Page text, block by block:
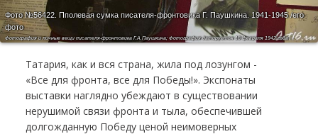
Фото №56422. Пполевая сумка писателя-фронтовика Г. Паушкина. 1941-1945 /его
фото
Фотография и личные вещи писателя-фронтовика Г.А.Паушкина; Фотография датируется 18 февраля 1942 года
Татария, как и вся страна, жила под лозунгом -
«Все для фронта, все для Победы!». Экспонаты
выставки наглядно убеждают в существовании
нерушимой связи фронта и тыла, обеспечившей
долгожданную Победу ценой неимоверных